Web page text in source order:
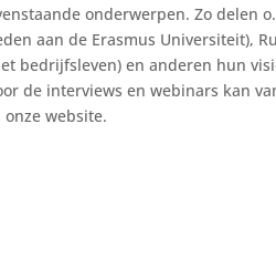
onderwerpen. Zo delen
aan de Erasmus Universiteit),
bedrijfsleven) en anderen hun
de interviews en webinars kan
website.